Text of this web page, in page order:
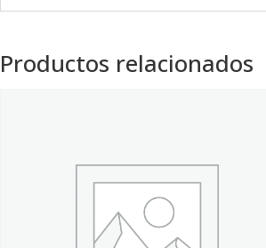
Productos relacionados